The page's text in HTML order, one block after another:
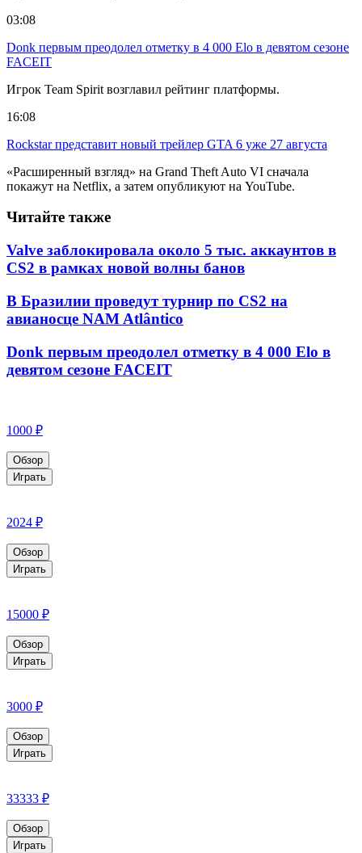
03:08
Donk первым преодолел отметку в 4 000 Elo в девятом сезоне
FACEIT
Игрок Team Spirit возглавил рейтинг платформы.
16:08
Rockstar представит новый трейлер GTA 6 уже 27 августа
«Расширенный взгляд» на Grand Theft Auto VI сначала
покажут на Netflix, а затем опубликуют на YouTube.
Читайте также
Valve заблокировала около 5 тыс. аккаунтов в
CS2 в рамках новой волны банов
В Бразилии проведут турнир по CS2 на
авианосце NAM Atlântico
Donk первым преодолел отметку в 4 000 Elo в
девятом сезоне FACEIT
1000 ₽
Обзор
Играть
2024 ₽
Обзор
Играть
15000 ₽
Обзор
Играть
3000 ₽
Обзор
Играть
33333 ₽
Обзор
Играть